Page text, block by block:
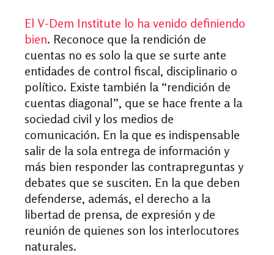
El V-Dem Institute lo ha venido definiendo
bien. Reconoce que la rendición de
cuentas no es solo la que se surte ante
entidades de control fiscal, disciplinario o
político. Existe también la “rendición de
cuentas diagonal”, que se hace frente a la
sociedad civil y los medios de
comunicación. En la que es indispensable
salir de la sola entrega de información y
más bien responder las contrapreguntas y
debates que se susciten. En la que deben
defenderse, además, el derecho a la
libertad de prensa, de expresión y de
reunión de quienes son los interlocutores
naturales.